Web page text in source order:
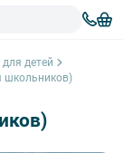
детей
школьников)